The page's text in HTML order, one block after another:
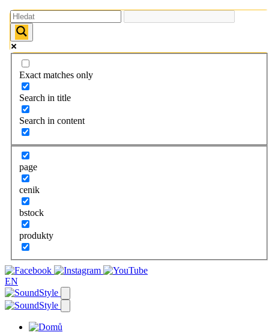
Exact matches only
Search in title
Search in content
page
cenik
bstock
produkty
EN